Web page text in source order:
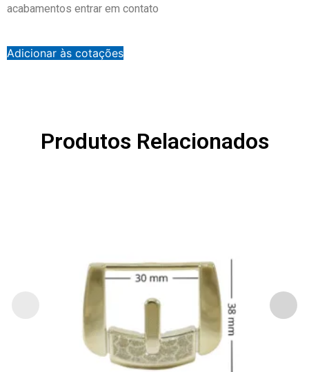
acabamentos entrar em contato
Adicionar às cotações
Produtos Relacionados